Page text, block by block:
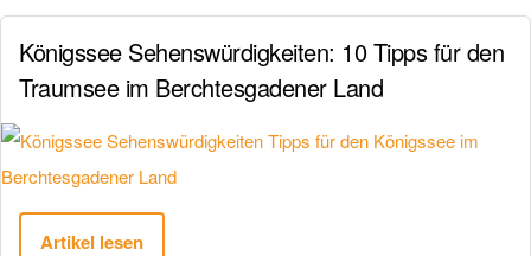
Königssee Sehenswürdigkeiten: 10 Tipps für den
Traumsee im Berchtesgadener Land
Artikel lesen